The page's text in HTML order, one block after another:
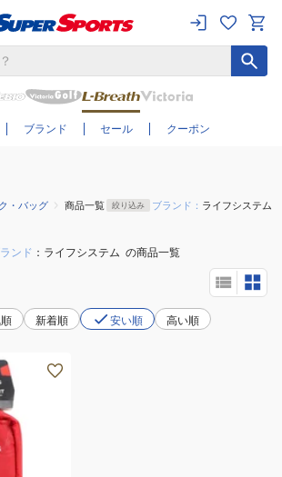
ブランド セール クーポン
さらに絞り込む
・バッグ 商品一覧 絞り込み ブランド： ライフシステム
ンド ライフシステム の商品一覧
新着順 安い順 高い順